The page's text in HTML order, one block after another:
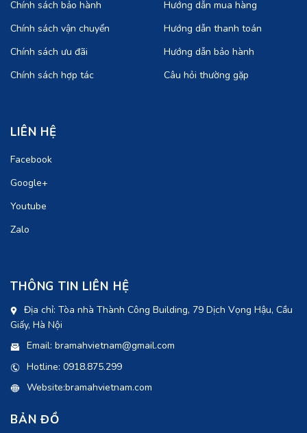
Chính sách bảo hành
Chính sách vận chuyển
Chính sách ưu đãi
Chính sách hợp tác
Hướng dẫn mua hàng
Hướng dẫn thanh toán
Hướng dẫn bảo hành
Câu hỏi thường gặp
LIÊN HỆ
Facebook
Google+
Youtube
Zalo
THÔNG TIN LIÊN HỆ
Địa chỉ: Tòa nhà Thành Công Building, 79 Dịch Vọng Hậu, Cầu
Giấy, Hà Nội
Email: bramahvietnam@gmail.com
Hotline: 0918.875.299
Website:bramahvietnam.com
BẢN ĐỒ